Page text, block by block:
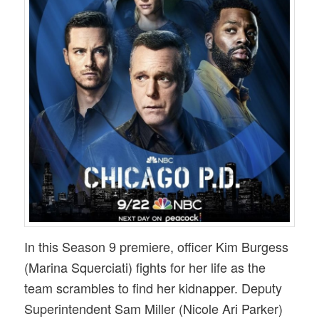
In this Season 9 premiere, officer Kim Burgess
(Marina Squerciati) fights for her life as the
team scrambles to find her kidnapper. Deputy
Superintendent Sam Miller (Nicole Ari Parker)